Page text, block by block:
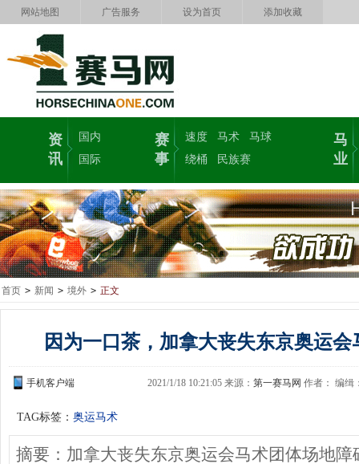
网站地图 广告服务 设为首页 添加收藏
资
讯
国内
国际
赛
事
速度 马术
马球
绕桶
民族赛
马
业
首页 > 新闻 > 境外 > 正文
因为一口茶，加拿大丧失东京奥运
手机客户端 2021/1/18 10:21:05 来源：第一赛马网 作者： 编缉
TAG标签： 奥运马术
摘要：加拿大丧失东京奥运会马术团体场地障